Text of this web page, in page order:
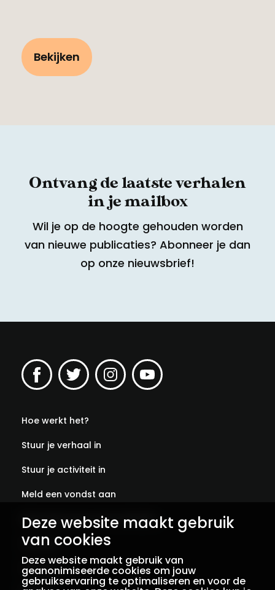
Deze website maakt gebruik
van cookies
Deze website maakt gebruik van
geanonimiseerde cookies om jouw
gebruikservaring te optimaliseren en voor de
Bekijken
Ontvang de laatste verhalen
in je mailbox
Wil je op de hoogte gehouden worden
van nieuwe publicaties? Abonneer je dan
op onze nieuwsbrief!
Hoe werkt het?
Stuur je verhaal in
Stuur je activiteit in
Meld een vondst aan
Abonneer je op onze verhalen
Contact
Colofon